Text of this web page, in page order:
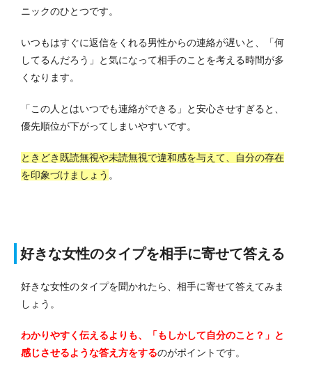
ニックのひとつです。
いつもはすぐに返信をくれる男性からの連絡が遅いと、「何
してるんだろう」と気になって相手のことを考える時間が多
くなります。
「この人とはいつでも連絡ができる」と安心させすぎると、
優先順位が下がってしまいやすいです。
ときどき既読無視や未読無視で違和感を与えて、自分の存在
を印象づけましょう 。
好きな女性のタイプを相手に寄せて答える
好きな女性のタイプを聞かれたら、相手に寄せて答えてみま
しょう。
わかりやすく伝えるよりも、「もしかして自分のこと？」と
感じさせるような答え方をするのがポイントです。